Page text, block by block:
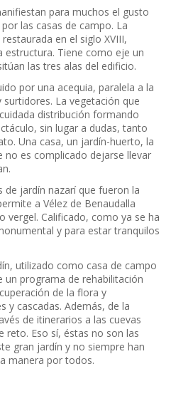
para muchos el gusto
las casas de campo. La
en el siglo XVIII,
estructura. Tiene como eje un
las tres alas del edificio.
por una acequia, paralela a la
La vegetación que
distribución formando
sin lugar a dudas, tanto
Una casa, un jardín-huerto, la
no es complicado dejarse llevar
jardín nazarí que fueron la
a Vélez de Benaudalla
vergel. Calificado, como ya se ha
y para estar tranquilos
utilizado como casa de campo
un programa de rehabilitación
de la flora y
y cascadas. Además, de la
de itinerarios a las cuevas
reto. Eso sí, éstas no son las
gran jardín y no siempre han
manera por todos.